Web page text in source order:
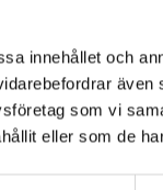
innehållet och
som vi
eller som de